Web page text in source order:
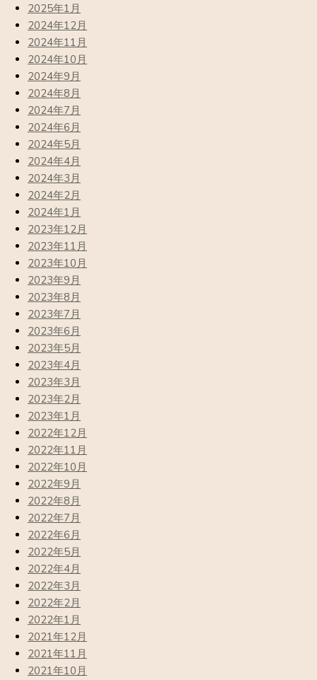
2025年1月
2024年12月
2024年11月
2024年10月
2024年9月
2024年8月
2024年7月
2024年6月
2024年5月
2024年4月
2024年3月
2024年2月
2024年1月
2023年12月
2023年11月
2023年10月
2023年9月
2023年8月
2023年7月
2023年6月
2023年5月
2023年4月
2023年3月
2023年2月
2023年1月
2022年12月
2022年11月
2022年10月
2022年9月
2022年8月
2022年7月
2022年6月
2022年5月
2022年4月
2022年3月
2022年2月
2022年1月
2021年12月
2021年11月
2021年10月